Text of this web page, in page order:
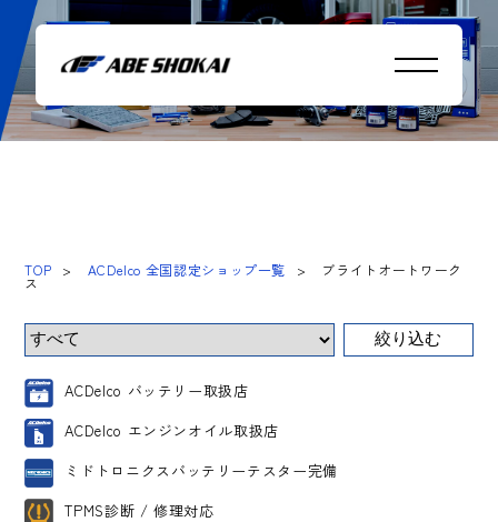
ブライトオートワークス
TOP ACDelco 全国認定ショップ一覧 ブライトオートワーク
ス
ACDelco バッテリー取扱店
ACDelco エンジンオイル取扱店
ミドトロニクスバッテリーテスター完備
TPMS診断 / 修理対応